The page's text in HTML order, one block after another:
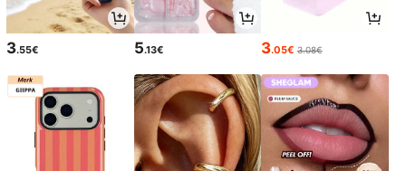
3.55€ 5.13€ 3.05€ 3.08€